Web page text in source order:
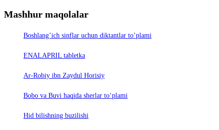
Mashhur maqolalar
Boshlang’ich sinflar uchun diktantlar to’plami
ENALAPRIL tabletka
Ar-Robiy ibn Zaydul Horisiy
Bobo va Buvi haqida sherlar to‘plami
Hid bilishning buzilishi